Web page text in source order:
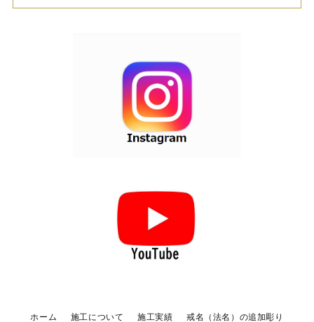
ホーム 施工について 施工実績 戒名（法名）の追加彫り